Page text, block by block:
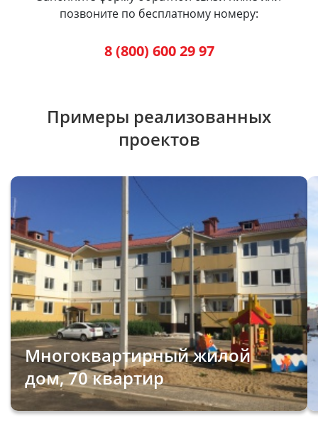
позвоните по бесплатному номеру:
8 (800) 600 29 97
Примеры реализованных
проектов
Многоквартирный жилой
дом, 70 квартир